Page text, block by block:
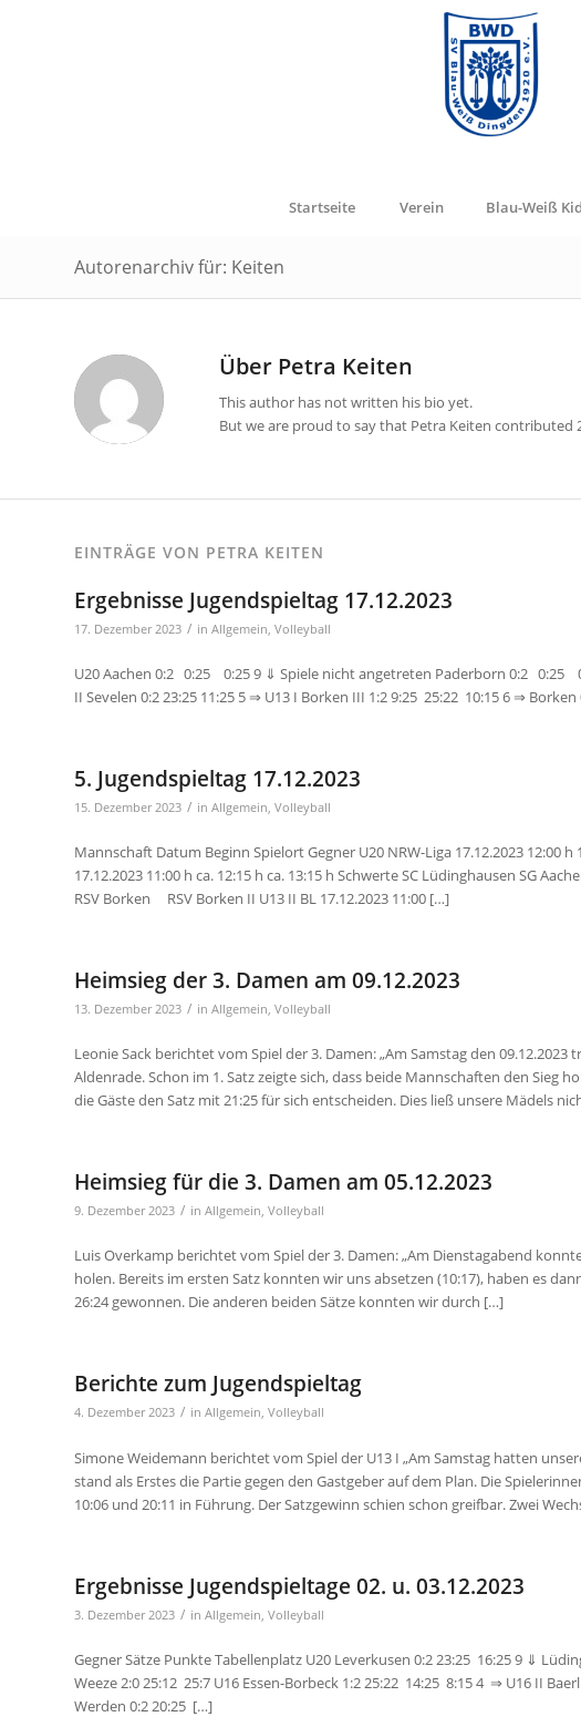
Startseite Verein Blau-Weiß
Autorenarchiv für: Keiten
Über Petra Keiten
This author has not written his bio yet.
But we are proud to say that Petra Keiten contributed
EINTRÄGE VON PETRA KEITEN
Ergebnisse Jugendspieltag 17.12.2023
17. Dezember 2023 / in Allgemein, Volleyball
U20 Aachen 0:2 0:25 0:25 9 ⇓ Spiele nicht angetreten Paderborn 0:2 0:25
II Sevelen 0:2 23:25 11:25 5 ⇒ U13 I Borken III 1:2 9:25 25:22 10:15 6 ⇒
5. Jugendspieltag 17.12.2023
15. Dezember 2023 / in Allgemein, Volleyball
Mannschaft Datum Beginn Spielort Gegner U20 NRW-Liga 17.12.2023 12:00
17.12.2023 11:00 h ca. 12:15 h ca. 13:15 h Schwerte SC Lüdinghausen SG
RSV Borken RSV Borken II U13 II BL 17.12.2023 11:00 […]
Heimsieg der 3. Damen am 09.12.2023
13. Dezember 2023 / in Allgemein, Volleyball
Leonie Sack berichtet vom Spiel der 3. Damen: „Am Samstag den
Aldenrade. Schon im 1. Satz zeigte sich, dass beide Mannschaften den Sieg
die Gäste den Satz mit 21:25 für sich entscheiden. Dies ließ unsere Mädels
Heimsieg für die 3. Damen am 05.12.2023
9. Dezember 2023 / in Allgemein, Volleyball
Luis Overkamp berichtet vom Spiel der 3. Damen: „Am Dienstagabend
holen. Bereits im ersten Satz konnten wir uns absetzen (10:17), haben es
26:24 gewonnen. Die anderen beiden Sätze konnten wir durch […]
Berichte zum Jugendspieltag
4. Dezember 2023 / in Allgemein, Volleyball
Simone Weidemann berichtet vom Spiel der U13 I „Am Samstag hatten
stand als Erstes die Partie gegen den Gastgeber auf dem Plan. Die
10:06 und 20:11 in Führung. Der Satzgewinn schien schon greifbar. Zwei
Ergebnisse Jugendspieltage 02. u. 03.12.2023
3. Dezember 2023 / in Allgemein Volleyball
Gegner Sätze Punkte Tabellenplatz U20 Leverkusen 0:2 23:25 16:25 9 ⇓
Weeze 2:0 25:12 25:7 U16 Essen-Borbeck 1:2 25:22 14:25 8:15 4 ⇒ U16 II
Werden 0:2 20:25 […]